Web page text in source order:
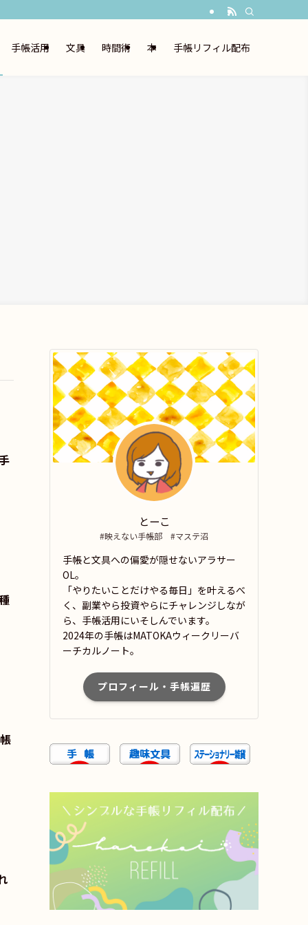
手帳活用 文具 時間術 本 手帳リフィル配布
とーこ
#映えない手帳部 #マステ沼
手帳と文具への偏愛が隠せないアラサー
OL。
「やりたいことだけやる毎日」を叶えるべ
く、副業やら投資やらにチャレンジしなが
ら、手帳活用にいそしんでいます。
2024年の手帳はMATOKAウィークリーバ
ーチカルノート。
プロフィール・手帳遍歴